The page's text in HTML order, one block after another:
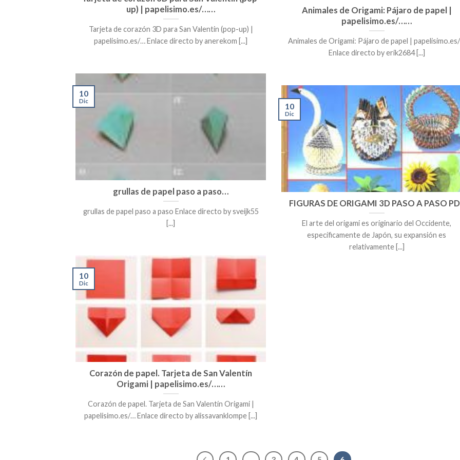
up) | papelisimo.es/……
Tarjeta de corazón 3D para San Valentin (pop-up) |
papelisimo.es/… Enlace directo by anerekom [...]
Animales de Origami: Pájaro de papel |
papelisimo.es/……
Animales de Origami: Pájaro de papel |
Enlace directo by erik2684 [...]
grullas de papel paso a paso…
grullas de papel paso a paso Enlace directo by sveijk55
[...]
10
Dic
FIGURAS DE ORIGAMI 3D PASO A PASO
El arte del origami es originario del Occidente,
específicamente de Japón, su expansión es
relativamente [...]
10
Dic
Corazón de papel. Tarjeta de San Valentín
Origami | papelisimo.es/……
Corazón de papel. Tarjeta de San Valentín Origami |
papelisimo.es/… Enlace directo by alissavanklompe [...]
10
Dic